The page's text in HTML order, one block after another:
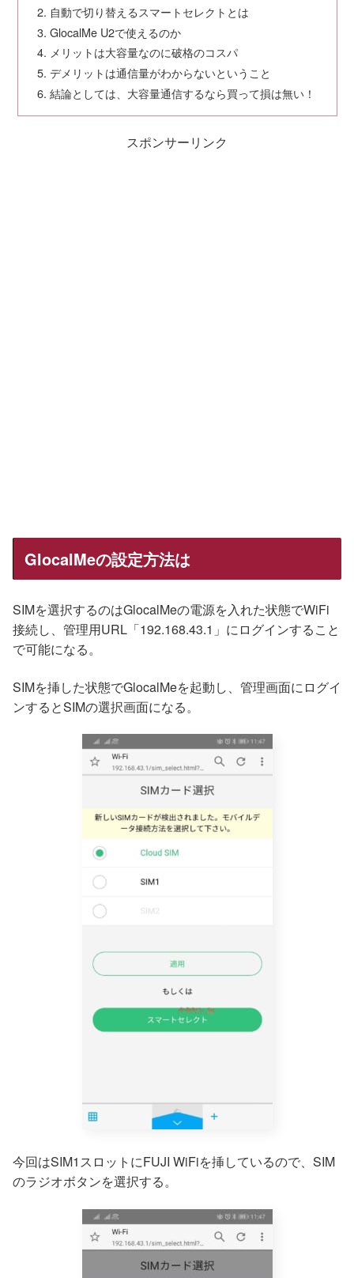
自動で切り替えるスマートセレクトとは
GlocalMe U2で使えるのか
メリットは大容量なのに破格のコスパ
デメリットは通信量がわからないということ
結論としては、大容量通信するなら買って損は無い！
スポンサーリンク
GlocalMeの設定方法は
SIMを選択するのはGlocalMeの電源を入れた状態でWiFi
接続し、管理用URL「192.168.43.1」にログインすること
で可能になる。
SIMを挿した状態でGlocalMeを起動し、管理画面にログイ
ンするとSIMの選択画面になる。
今回はSIM1スロットにFUJI WiFiを挿しているので、SIM
のラジオボタンを選択する。